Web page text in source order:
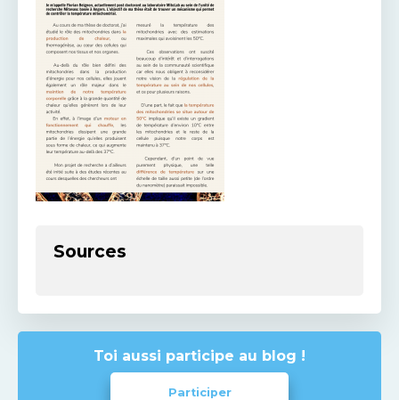
Sources
Toi aussi participe au blog !
Participer